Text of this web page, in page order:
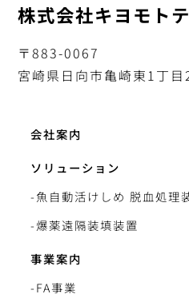
株式会社キヨモト
〒883-0067
宮崎県日向市亀崎東1丁目
会社案内
ソリューション
-魚自動活けしめ 脱血処理
-爆薬遠隔装填装置
事業案内
-FA事業